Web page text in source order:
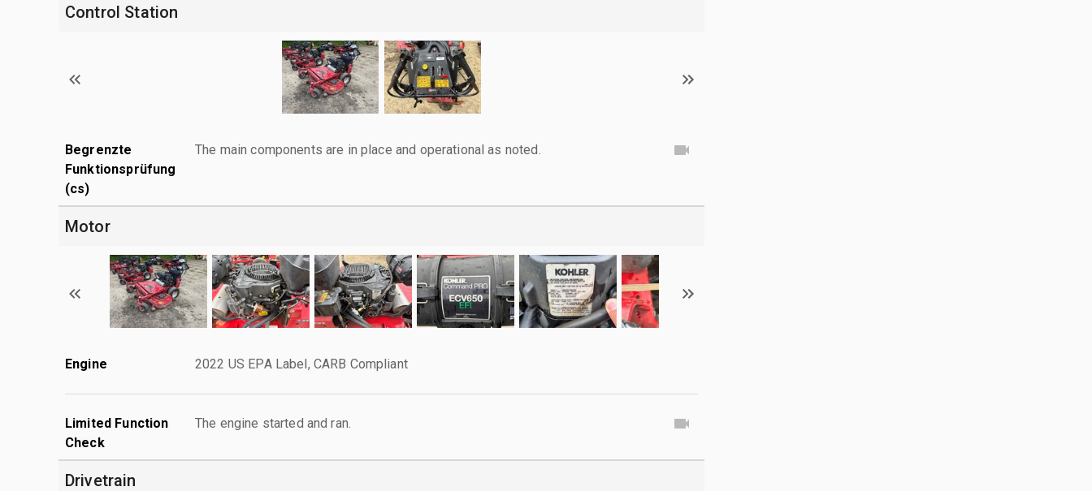
Control Station
Begrenzte
Funktionsprüfung
(cs)
The main components are in place and operational as noted.
Motor
Engine 2022 US EPA Label, CARB Compliant
Limited Function
Check
The engine started and ran.
Drivetrain